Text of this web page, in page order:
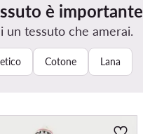
è importante
un tessuto che amerai.
Cotone Lana